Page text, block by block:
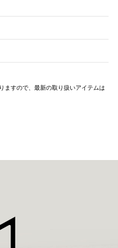
ますので、最新の取り扱いアイテムは